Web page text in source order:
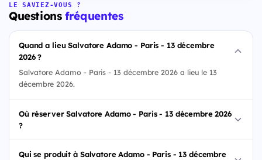
LE SAVIEZ-VOUS ?
Questionsfréquentes
Quand a lieu Salvatore Adamo - Paris - 13 décembre
2026 ?
Salvatore Adamo - Paris - 13 décembre 2026 a lieu le 13
décembre 2026.
Où réserver Salvatore Adamo - Paris - 13 décembre 2026
?
Qui se produit à Salvatore Adamo - Paris - 13 décembre